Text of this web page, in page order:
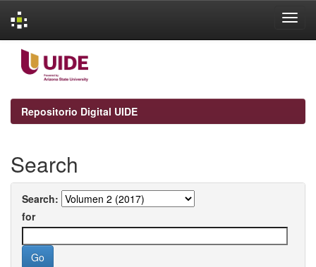
navigation
Repositorio Digital UIDE
Search
Search:
for